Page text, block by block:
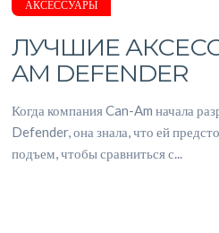
АКСЕССУАРЫ
ЛУЧШИЕ
AM DEFENDER
Когда компания Can-Am начала
Defender, она знала, что ей
подъем, чтобы сравниться с...